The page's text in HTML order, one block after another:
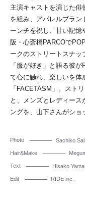
主演キャストを演じた俳
を組み、アパレルブラン
ーンチを祝し、甘い記
阪・心斎橋PARCOで
ークのストリートスナッ
「服が好き」と語る彼
て心に触れ、楽しいを体
「FACETASM」。スト
と、メンズとレディース
ングを、山下さんがショ
Photo Sachiko
Hair&Make
Text Hisako
Edit RIDE inc.